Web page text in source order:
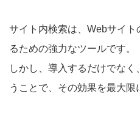
サイト内検索は、Webサイ
るための強力なツールです。
しかし、導入するだけでな
うことで、その効果を最大限